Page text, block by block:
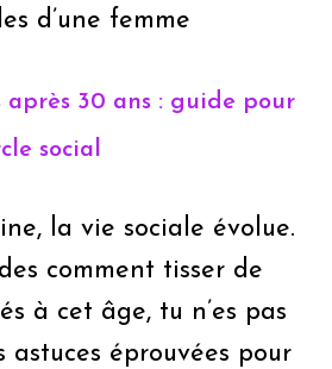
d’une femme
après 30 ans : guide pour
social
la vie sociale évolue.
comment tisser de
à cet âge, tu n’es pas
astuces éprouvées pour